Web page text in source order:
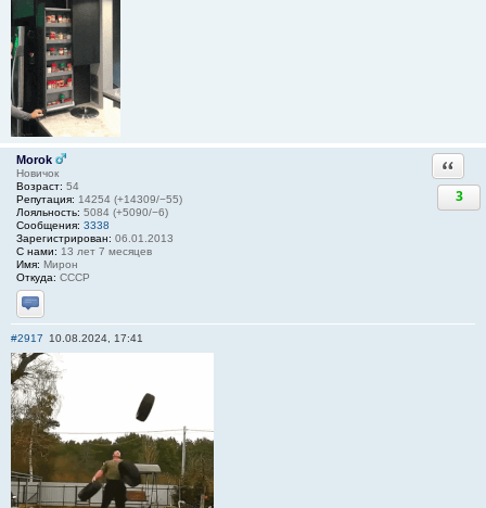
Morok
Новичок
Возраст: 54
Репутация: 14254 (+14309/−55)
Лояльность: 5084 (+5090/−6)
Сообщения: 3338
Зарегистрирован: 06.01.2013
С нами: 13 лет 7 месяцев
Имя: Мирон
Откуда: СССР
Отправить личное сообщение
3
#2917 10.08.2024, 17:41